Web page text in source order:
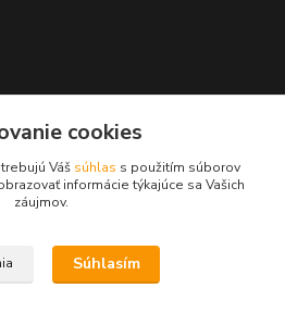
cookies
Váš súhlas s použitím súborov
informácie týkajúce sa Vašich
záujmov.
Súhlasím